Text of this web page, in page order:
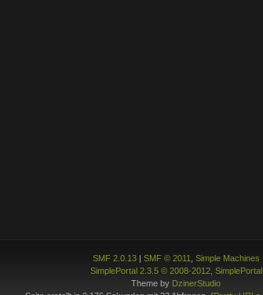
SMF 2.0.13| SMF © 2011
Simple Machines
SimplePortal 2.3.5 © 2008-2012, SimplePortal
Theme by DzinerStudio